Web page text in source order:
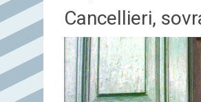
Cancellieri,